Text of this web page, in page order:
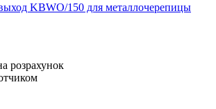
KBWO/150 для металлочерепицы
розрахунок